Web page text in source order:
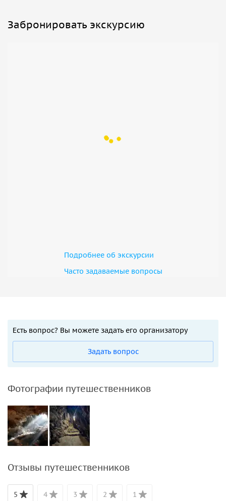
Забронировать экскурсию
Подробнее об экскурсии
Часто задаваемые вопросы
Есть вопрос? Вы можете задать его организатору
Задать вопрос
Фотографии путешественников
Отзывы путешественников
5 4 3 2 1